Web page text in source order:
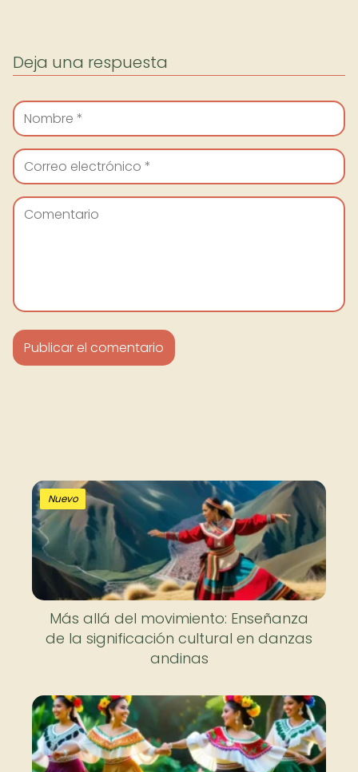
Deja una respuesta
Nuevo
Más allá del movimiento: Enseñanza
de la significación cultural en danzas
andinas